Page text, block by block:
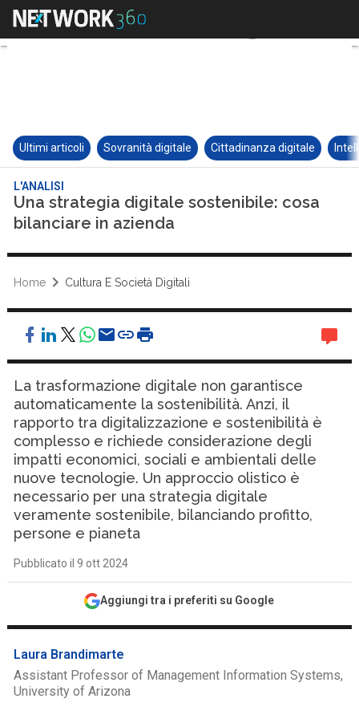
Ultimi articoli Sovranità digitale Cittadinanza digitale
L'ANALISI
Una strategia digitale sostenibile: cosa
bilanciare in azienda
Home Cultura E Società Digitali
La trasformazione digitale non garantisce
automaticamente la sostenibilità. Anzi, il
rapporto tra digitalizzazione e sostenibilità è
complesso e richiede considerazione degli
impatti economici, sociali e ambientali delle
nuove tecnologie. Un approccio olistico è
necessario per una strategia digitale
veramente sostenibile, bilanciando profitto,
persone e pianeta
Pubblicato il 9 ott 2024
Aggiungi tra i preferiti su Google
Laura Brandimarte
Assistant Professor of Management Information Systems,
University of Arizona